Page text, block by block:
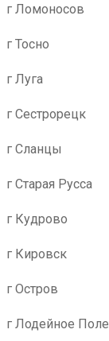
г Ломоносов
г Тосно
г Луга
г Сестрорецк
г Сланцы
г Старая Русса
г Кудрово
г Кировск
г Остров
г Лодейное Поле